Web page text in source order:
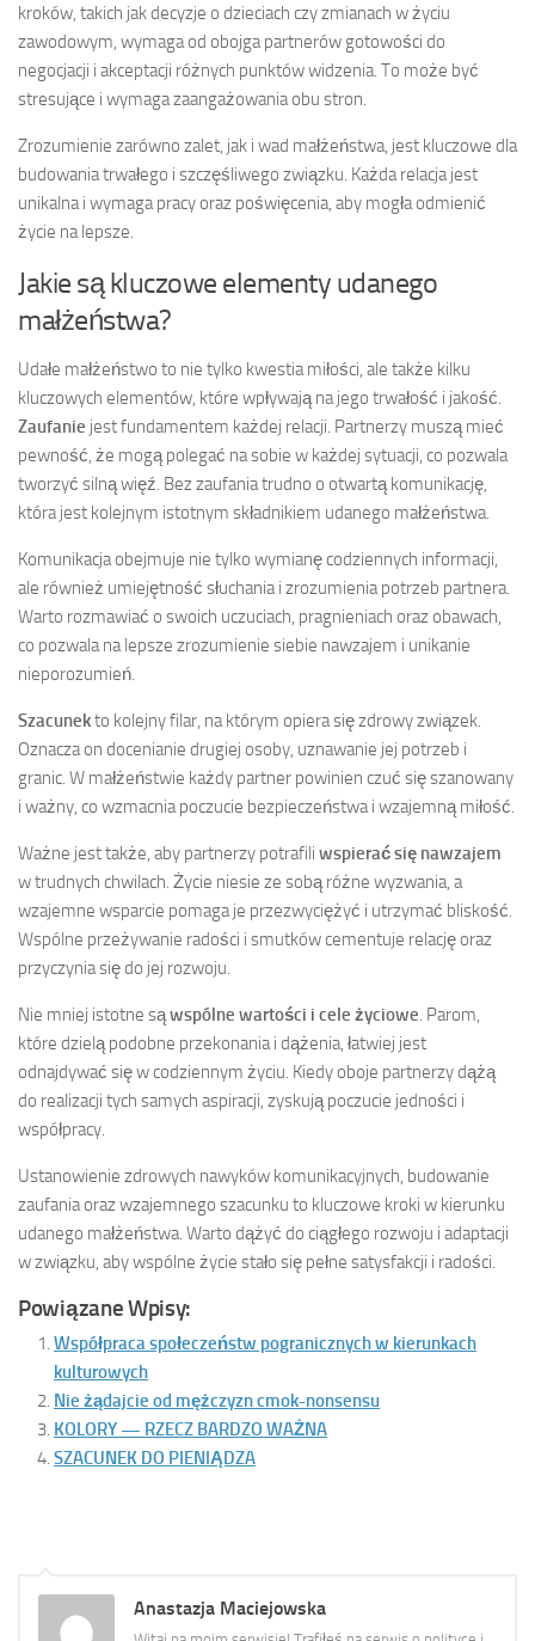
kroków, takich jak decyzje o dzieciach czy zmianach w życiu
zawodowym, wymaga od obojga partnerów gotowości do
negocjacji i akceptacji różnych punktów widzenia. To może być
stresujące i wymaga zaangażowania obu stron.
Zrozumienie zarówno zalet, jak i wad małżeństwa, jest kluczowe dla
budowania trwałego i szczęśliwego związku. Każda relacja jest
unikalna i wymaga pracy oraz poświęcenia, aby mogła odmienić
życie na lepsze.
Jakie są kluczowe elementy udanego
małżeństwa?
Udałe małżeństwo to nie tylko kwestia miłości, ale także kilku
kluczowych elementów, które wpływają na jego trwałość i jakość.
Zaufanie jest fundamentem każdej relacji. Partnerzy muszą mieć
pewność, że mogą polegać na sobie w każdej sytuacji, co pozwala
tworzyć silną więź. Bez zaufania trudno o otwartą komunikację,
która jest kolejnym istotnym składnikiem udanego małżeństwa.
Komunikacja obejmuje nie tylko wymianę codziennych informacji,
ale również umiejętność słuchania i zrozumienia potrzeb partnera.
Warto rozmawiać o swoich uczuciach, pragnieniach oraz obawach,
co pozwala na lepsze zrozumienie siebie nawzajem i unikanie
nieporozumień.
Szacunekto kolejny filar, na którym opiera się zdrowy związek.
Oznacza on docenianie drugiej osoby, uznawanie jej potrzeb i
granic. W małżeństwie każdy partner powinien czuć się szanowany
i ważny, co wzmacnia poczucie bezpieczeństwa i wzajemną miłość.
Ważne jest także, aby partnerzy potrafili wspierać się nawzajem
w trudnych chwilach. Życie niesie ze sobą różne wyzwania, a
wzajemne wsparcie pomaga je przezwyciężyć i utrzymać bliskość.
Wspólne przeżywanie radości i smutków cementuje relację oraz
przyczynia się do jej rozwoju.
Nie mniej istotne sąwspólne wartości i cele życiowe. Parom,
które dzielą podobne przekonania i dążenia, łatwiej jest
odnajdywać się w codziennym życiu. Kiedy oboje partnerzy dążą
do realizacji tych samych aspiracji, zyskują poczucie jedności i
współpracy.
Ustanowienie zdrowych nawyków komunikacyjnych, budowanie
zaufania oraz wzajemnego szacunku to kluczowe kroki w kierunku
udanego małżeństwa. Warto dążyć do ciągłego rozwoju i adaptacji
w związku, aby wspólne życie stało się pełne satysfakcji i radości.
Powiązane Wpisy:
Współpraca społeczeństw pogranicznych w kierunkach
kulturowych
Nie żądajcie od mężczyzn cmok-nonsensu
KOLORY — RZECZ BARDZO WAŻNA
SZACUNEK DO PIENIĄDZA
Anastazja Maciejowska